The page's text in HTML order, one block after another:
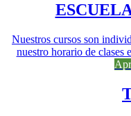
Nuestros cursos son
nuestro horario de clases